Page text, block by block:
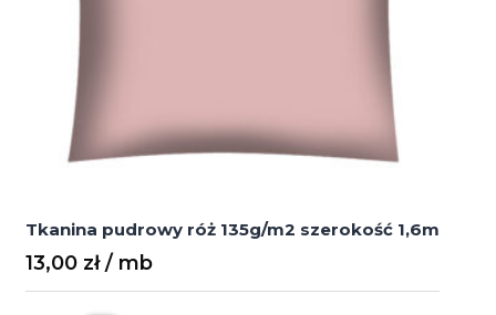
Tkanina pudrowy róż 135g/m2 szerokość 1,6m
13,00 zł